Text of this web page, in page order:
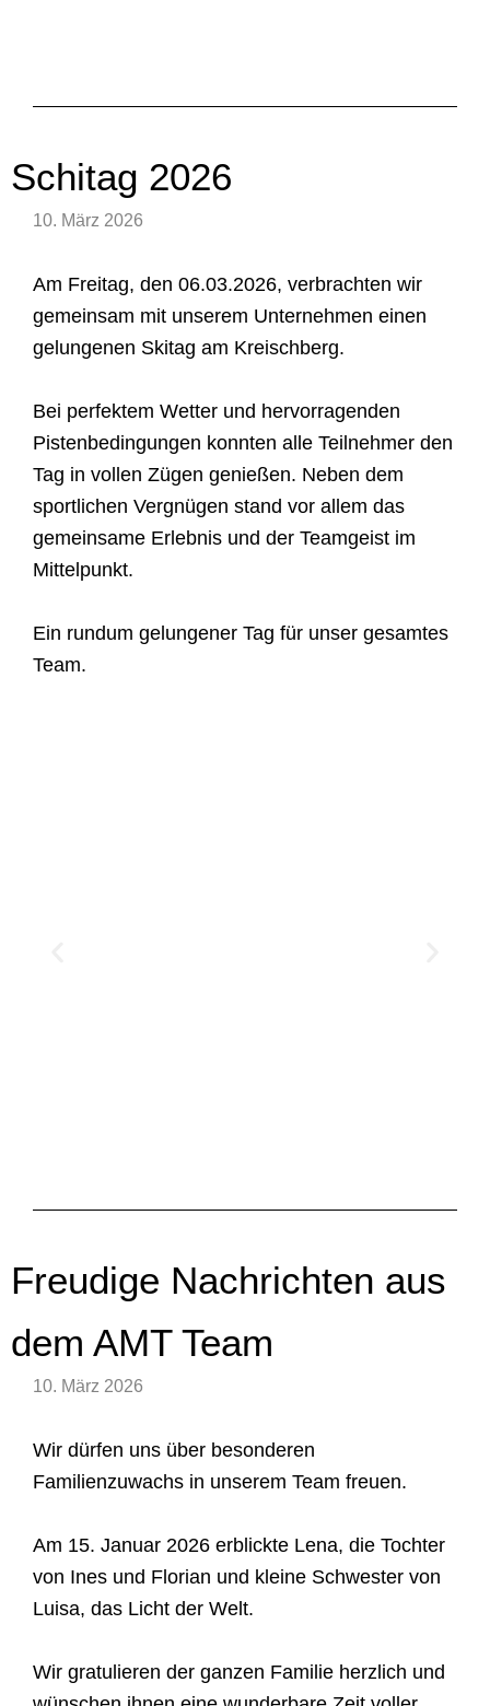
Schitag 2026
10. März 2026
Am Freitag, den 06.03.2026, verbrachten wir
gemeinsam mit unserem Unternehmen einen
gelungenen Skitag am Kreischberg.
Bei perfektem Wetter und hervorragenden
Pistenbedingungen konnten alle Teilnehmer den
Tag in vollen Zügen genießen. Neben dem
sportlichen Vergnügen stand vor allem das
gemeinsame Erlebnis und der Teamgeist im
Mittelpunkt.
Ein rundum gelungener Tag für unser gesamtes
Team.
Freudige Nachrichten aus
dem AMT Team
10. März 2026
Wir dürfen uns über besonderen
Familienzuwachs in unserem Team freuen.
Am 15. Januar 2026 erblickte Lena, die Tochter
von Ines und Florian und kleine Schwester von
Luisa, das Licht der Welt.
Wir gratulieren der ganzen Familie herzlich und